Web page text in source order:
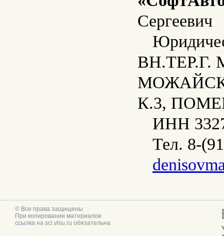
Сергеевич
К.3,
ИНН
Тел. 8-
© Все права защищены
При копировании материалов
ссылка на sci.vlsu.ru обязательна